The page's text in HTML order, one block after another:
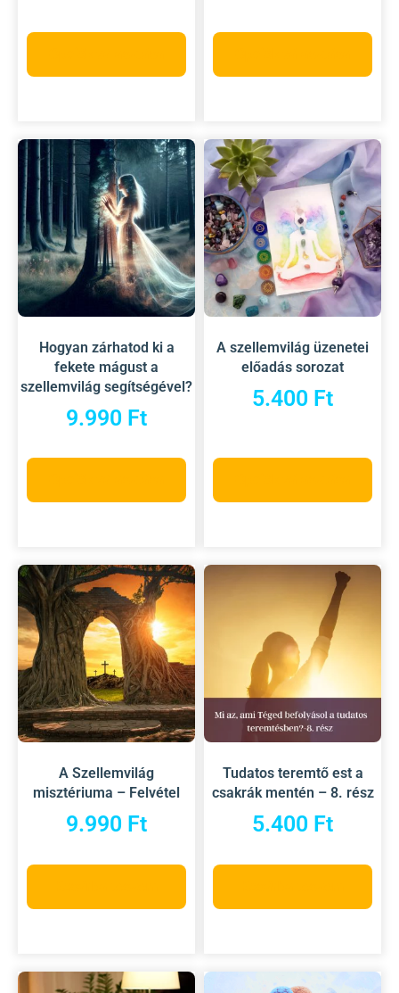
Hogyan zárhatod ki a
fekete mágust a
szellemvilág segítségével?
9.990 Ft
A szellemvilág üzenetei
előadás sorozat
5.400 Ft
A Szellemvilág
misztériuma – Felvétel
9.990 Ft
Tudatos teremtő est a
csakrák mentén – 8. rész
5.400 Ft